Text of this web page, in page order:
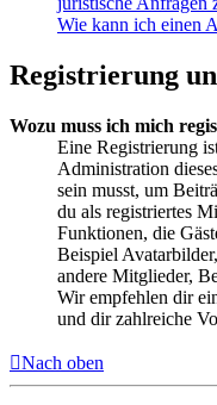
Wie kann ich einen
Registrierung
Wozu muss ich mich
Eine Registrierung
Administration
sein musst, um
du als registriertes
Funktionen, die
Beispiel
andere Mitglieder,
Wir empfehlen dir
und dir zahlreiche
Nach oben